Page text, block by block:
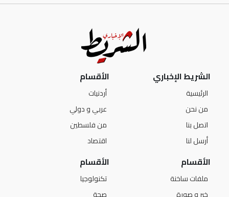
الشريط الإخباري
الرئيسية
من نحن
اتصل بنا
أرسل لنا
الأقسام
أردنيات
عربي و دولي
من فلسطين
اقتصاد
الأقسام
ملفات ساخنة
الأقسام
تكنولوجيا